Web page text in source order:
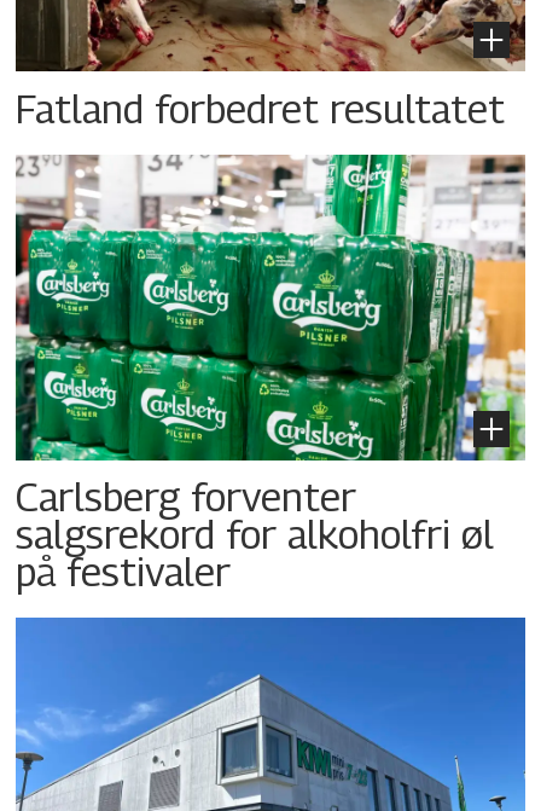
Fatland forbedret resultatet
Carlsberg forventer
salgsrekord for alkoholfri øl
på festivaler